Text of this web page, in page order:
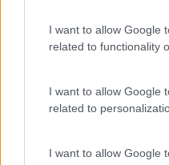
I want to allow Google
related to functionality
I want to allow Google
related to
I want to allow Google
se, já que “para os
podem ser um
dentro da própria
vida/trabalho seja
boa ligação de internet